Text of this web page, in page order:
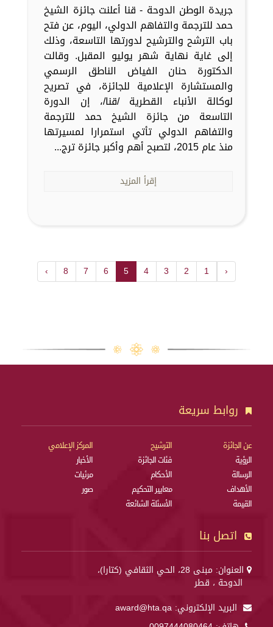
جريدة الوطن الدوحة - قنا أعلنت جائزة الشيخ
حمد للترجمة والتفاهم الدولي، اليوم، عن فتح
باب الترشح والترشيح لدورتها التاسعة، وذلك
إلى غاية نهاية شهر يوليو المقبل. وقالت
الدكتورة حنان الفياض الناطق الرسمي
والمستشارة الإعلامية للجائزة، في تصريح
لوكالة الأنباء القطرية /قنا/، إن الدورة
التاسعة من جائزة الشيخ حمد للترجمة
والتفاهم الدولي تأتي استمرارا لمسيرتها
منذ عام 2015، لتصبح أهم وأكبر جائزة ترج...
إقرأ المزيد
‹
1
2
3
4
5
6
7
8
›
روابط سريعة
عن الجائزة
الرؤية
الرسالة
الأهداف
القيمة
الترشيح
فئات الجائزة
الأحكام
معايير التحكيم
الأسئلة الشائعة
المركز الإعلامي
الأخبار
مرئيات
صور
اتصل بنا
العنوان: مبنى 28، الحي الثقافي (كتارا)،
الدوحة ، قطر
البريد الإلكتروني: award@hta.qa